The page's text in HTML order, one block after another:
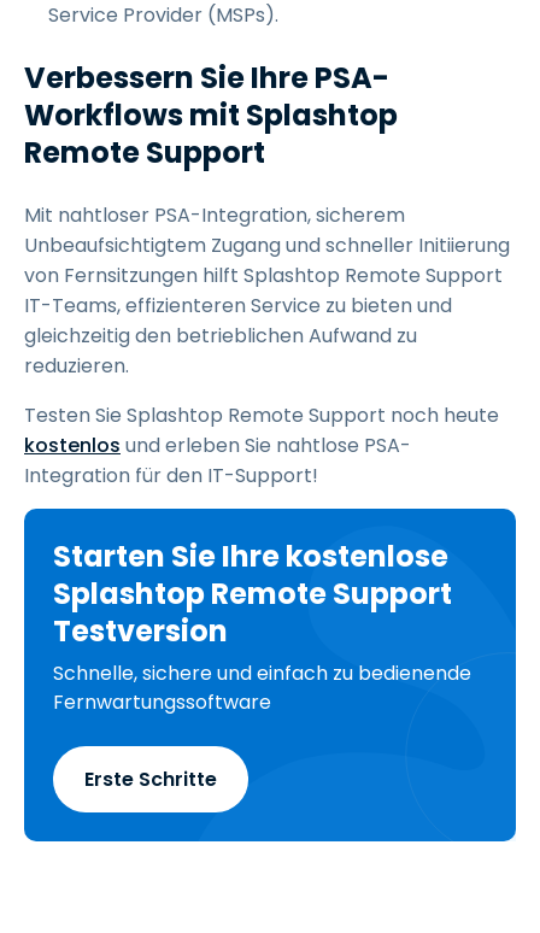
Service Provider (MSPs).
Verbessern Sie Ihre PSA-
Workflows mit Splashtop
Remote Support
Mit nahtloser PSA-Integration, sicherem
Unbeaufsichtigtem Zugang und schneller Initiierung
von Fernsitzungen hilft Splashtop Remote Support
IT-Teams, effizienteren Service zu bieten und
gleichzeitig den betrieblichen Aufwand zu
reduzieren.
Testen Sie Splashtop Remote Support noch heute
kostenlos und erleben Sie nahtlose PSA-
Integration für den IT-Support!
Starten Sie Ihre kostenlose
Splashtop Remote Support
Testversion
Schnelle, sichere und einfach zu bedienende
Fernwartungssoftware
Erste Schritte